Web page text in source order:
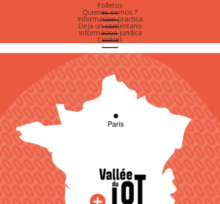
Folletos
Quienes somos ?
Informacion practica
Deja un comentario
Informacion juridica
Cookies